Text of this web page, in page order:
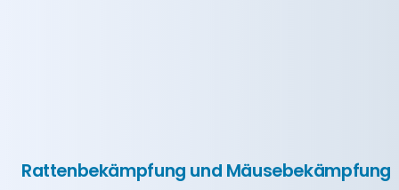
Rattenbekämpfung und Mäusebekämpfung